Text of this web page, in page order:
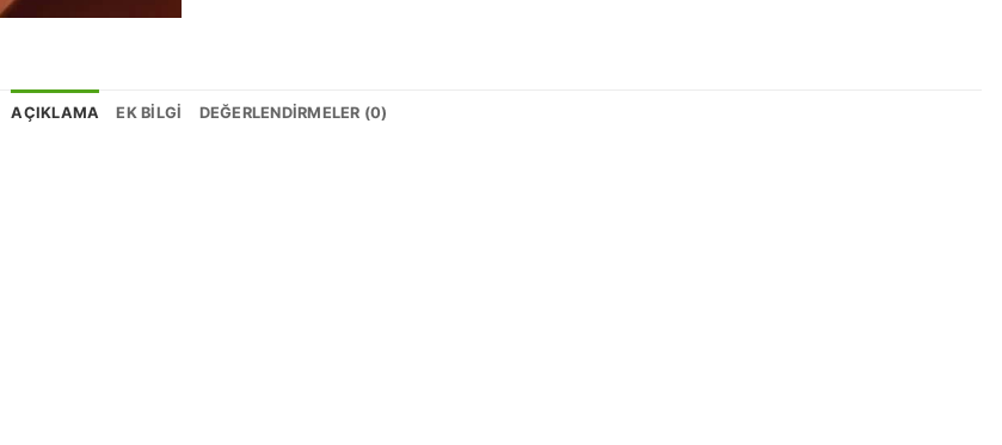
AÇIKLAMA EK BILGI DEĞERLENDIRMELER (0)